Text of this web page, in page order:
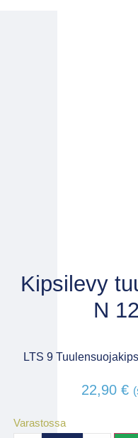
Kipsilevy
N
LTS 9
22,90 €
Varastossa